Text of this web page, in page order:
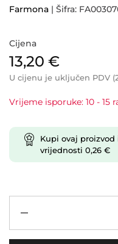
Farmona | Šifra:
Cijena
13,20 €
U cijenu je uključen PDV
Vrijeme isporuke: 10 - 15
Kupi ovaj proizvod
vrijednosti 0,26 €